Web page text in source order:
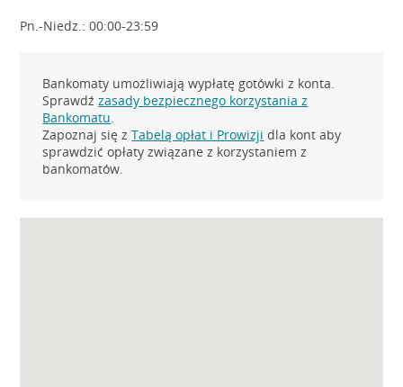
Pn.-Niedz.: 00:00-23:59
Bankomaty umożliwiają wypłatę gotówki z konta.
Sprawdźzasady bezpiecznego korzystania z
Bankomatu.
Zapoznaj się zTabelą opłat i Prowizji dla kont aby
sprawdzić opłaty związane z korzystaniem z
bankomatów.